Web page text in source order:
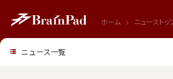
ホーム ニューストッ
ニュース一覧